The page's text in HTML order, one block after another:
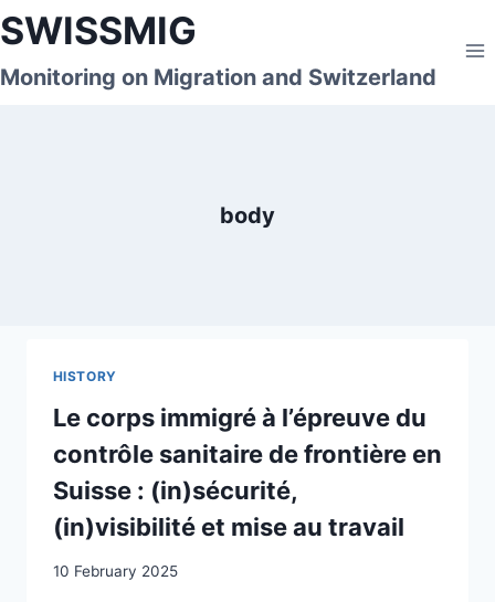
Skip
to
content
SWISSMIG
Monitoring on Migration and Switzerland
body
HISTORY
Le corps immigré à l’épreuve du
contrôle sanitaire de frontière en
Suisse : (in)sécurité,
(in)visibilité et mise au travail
10 February 2025